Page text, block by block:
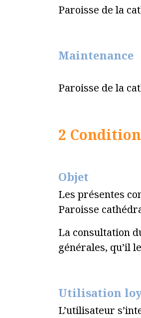
Paroisse de la
Maintenance
Paroisse de la
2
Objet
Les présentes
Paroisse
La consultation
générales, qu’il
Utilisation
L’utilisateur